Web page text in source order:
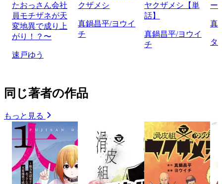
たおっさん会社
員モチザネが天
変地異で成り上
がり！？〜
速戸ゆう
クザメシ
真鍋昌平/ヨウイ
チ
ヤクザメシ【単
話】
真鍋昌平/ヨウイ
チ
ー
真
タ
同じ著者の作品
もっと見る